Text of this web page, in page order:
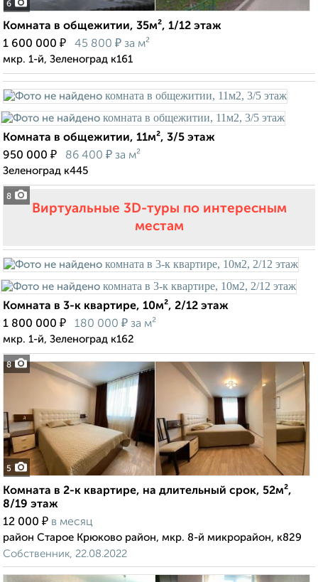
6
Комната в общежитии, 35м², 1/12 этаж
1 600 000 ₽ 45 800 ₽ за м²
мкр. 1-й, Зеленоград к161
8
Комната в общежитии, 11м², 3/5 этаж
950 000 ₽ 86 400 ₽ за м²
Зеленоград к445
Виртуальные 3D-туры по интересным
местам
8
Комната в 3-к квартире, 10м², 2/12 этаж
1 800 000 ₽ 180 000 ₽ за м²
мкр. 1-й, Зеленоград к162
5
Комната в 2-к квартире, на длительный срок, 52м²,
8/19 этаж
12 000 ₽ в месяц
район Старое Крюково район, мкр. 8-й микрорайон, к829
Собственник, 22.08.2022